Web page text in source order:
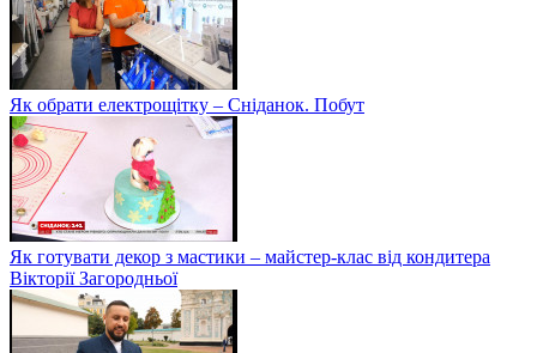
Як обрати електрощітку – Сніданок. Побут
Як готувати декор з мастики – майстер-клас від кондитера
Вікторії Загородньої